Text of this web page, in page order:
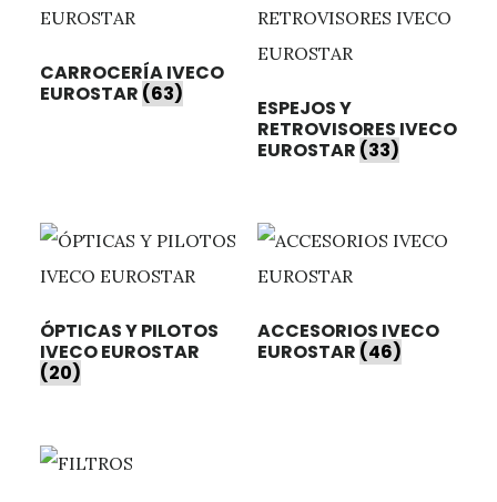
CARROCERÍA IVECO
EUROSTAR (63)
ESPEJOS Y
RETROVISORES IVECO
EUROSTAR (33)
ÓPTICAS Y PILOTOS
IVECO EUROSTAR
(20)
ACCESORIOS IVECO
EUROSTAR (46)